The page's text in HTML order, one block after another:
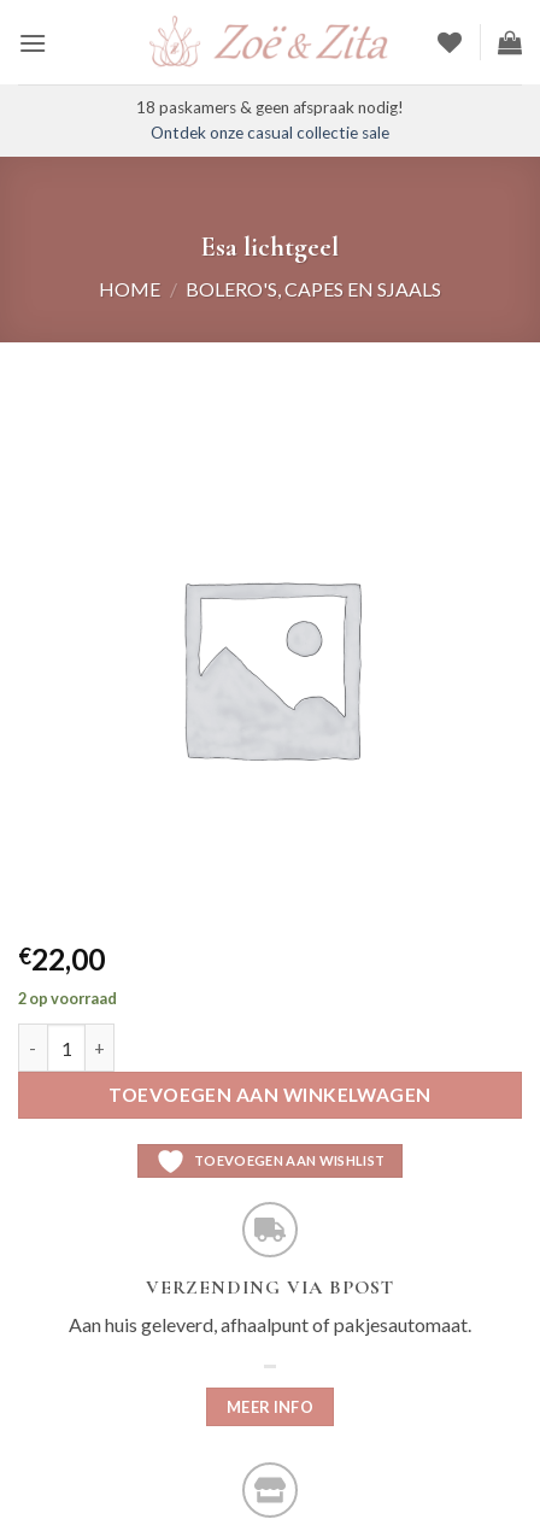
naar
18 paskamers & geen afspraak nodig!
Ontdek onze casual collectie sale
Esa lichtgeel
HOME / BOLERO'S, CAPES EN SJAALS
€22,00
2 op voorraad
TOEVOEGEN AAN WINKELWAGEN
TOEVOEGEN AAN WISHLIST
VERZENDING VIA BPOST
Aan huis geleverd, afhaalpunt of pakjesautomaat.
MEER INFO